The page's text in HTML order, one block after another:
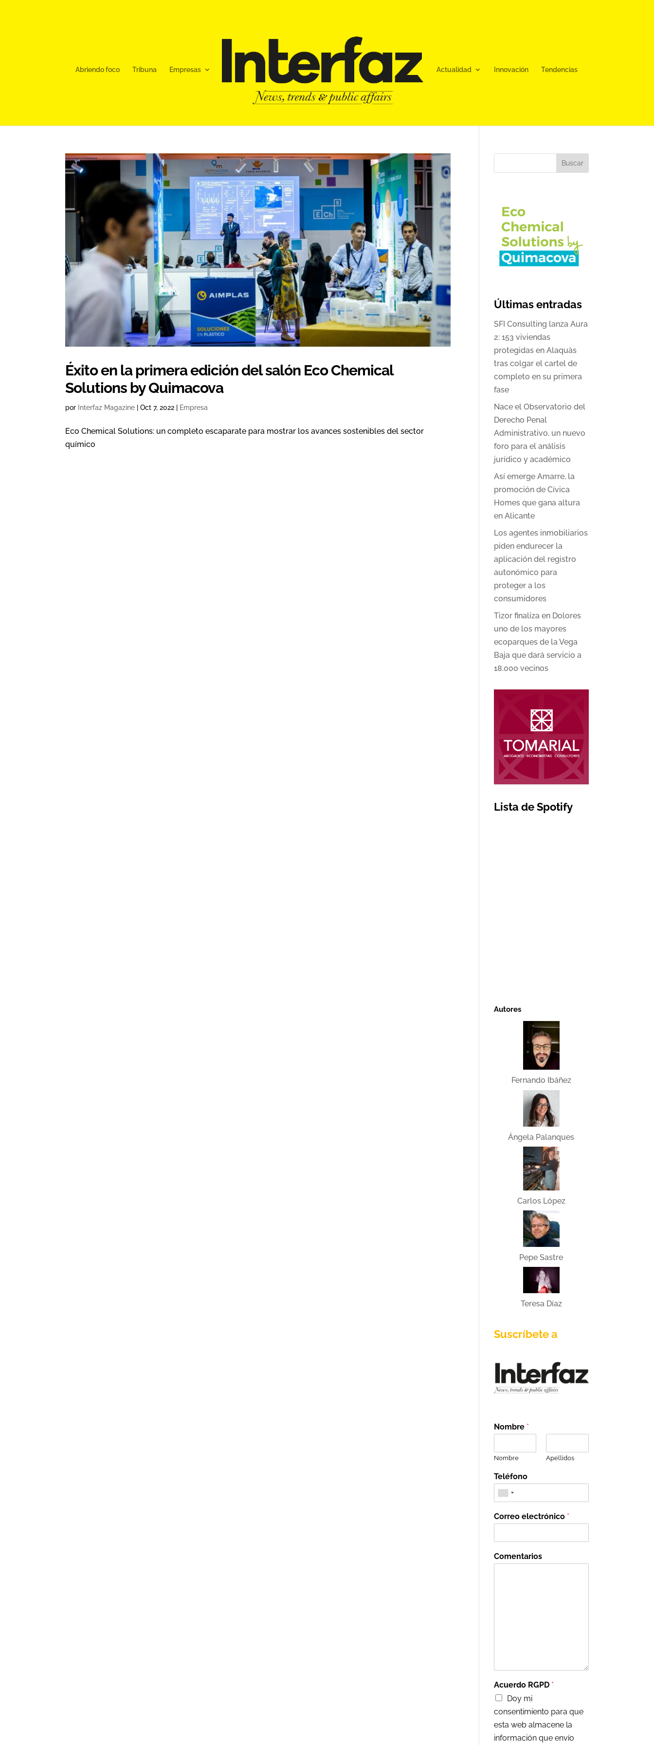
Abriendo foco Tribuna Empresas Actualidad Innovación Tendencias
Éxito en la primera edición del salón Eco Chemical
Solutions by Quimacova
por Interfaz Magazine |Oct 7, 2022 | Empresa
Eco Chemical Solutions: un completo escaparate para mostrar los avances sostenibles del sector
químico
Buscar
Últimas entradas
SFI Consulting lanza Aura
2: 153 viviendas
protegidas en Alaquàs
tras colgar el cartel de
completo en su primera
fase
Nace el Observatorio del
Derecho Penal
Administrativo, un nuevo
foro para el análisis
jurídico y académico
Así emerge Amarre, la
promoción de Cívica
Homes que gana altura
en Alicante
Los agentes inmobiliarios
piden endurecer la
aplicación del registro
autonómico para
proteger a los
consumidores
Tizor finaliza en Dolores
uno de los mayores
ecoparques de la Vega
Baja que dará servicio a
18.000 vecinos
Lista de Spotify
Autores
Fernando Ibáñez
Ángela Palanques
Carlos López
Pepe Sastre
Teresa Díaz
Suscríbete a
Nombre *
Nombre Apellidos
Teléfono
Correo electrónico *
Comentarios
Acuerdo RGPD *
Doy mi
consentimiento para que
esta web almacene la
información que envío